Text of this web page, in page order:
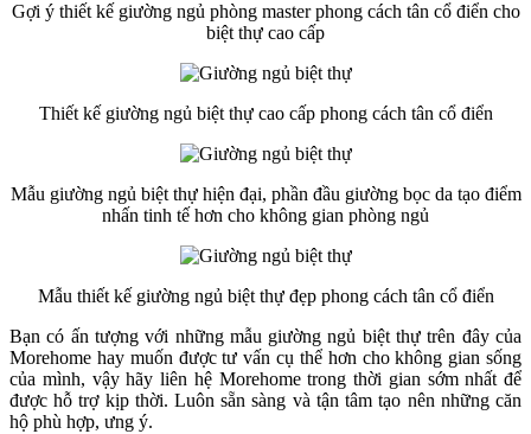
Gợi ý thiết kế giường ngủ phòng master phong cách tân cổ điển cho
biệt thự cao cấp
Thiết kế giường ngủ biệt thự cao cấp phong cách tân cổ điển
Mẫu giường ngủ biệt thự hiện đại, phần đầu giường bọc da tạo điểm
nhấn tinh tế hơn cho không gian phòng ngủ
Mẫu thiết kế giường ngủ biệt thự đẹp phong cách tân cổ điển
Bạn có ấn tượng với những mẫu giường ngủ biệt thự trên đây của
Morehome hay muốn được tư vấn cụ thể hơn cho không gian sống
của mình, vậy hãy liên hệ Morehome trong thời gian sớm nhất để
được hỗ trợ kịp thời. Luôn sẵn sàng và tận tâm tạo nên những căn
hộ phù hợp, ưng ý.